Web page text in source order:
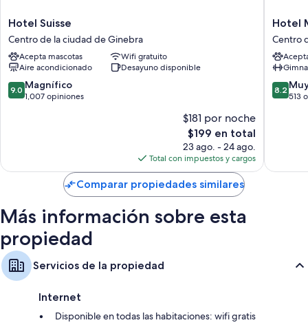
Las 63 habitaciones cuentan con comodidades como chimenea, además
de detalles como wifi gratis y silla de escritorio. Los huéspedes destacan
de forma especial la limpieza de las habitaciones.
Otros de los servicios que también disfrutarás son:
Baños con amenidades de baño gratuitas y secadoras de cabello
Armarios o clósets, teteras eléctricas y calefacción
Hotel
Suisse
Centro
de
la
ciudad
de
Hotel Suisse
Centro de la ciudad de Ginebra
Acepta mascotas
Wifi gratuito
Aire acondicionado
Desayuno disponible
9.0
de
9.0 Magnífico
1,007 opiniones
$181 por noche
El
precio
actual
es
de
$199
$199 en total
23 ago. - 24 ago.
Total con impuestos y cargos
Hotel
Centro
de
la
ciudad
de
Hotel
Centro
8.2
de
8.2
513
Comparar propiedades similares
Más información sobre esta
propiedad
Servicios de la propiedad
Internet
Disponible en todas las habitaciones: wifi gratis